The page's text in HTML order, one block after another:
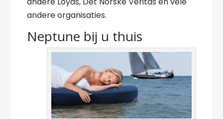
andere organisaties.
Neptune bij u thuis